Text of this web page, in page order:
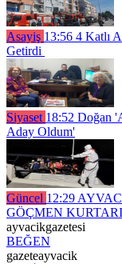
Asayiş 13:56 4 Katlı
Getirdi
Siyaset 18:52 Doğan
Aday Oldum'
Güncel 12:29
GÖÇMEN
ayvacikgazetesi
BEĞEN
gazeteayvacik